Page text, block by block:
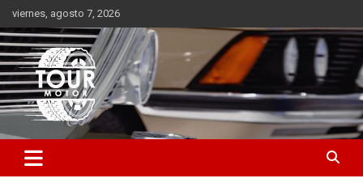
Saltar
al
contenido
viernes, agosto 7, 2026
Tour Motor
Plataforma de contenido audiovisual para el sector automotriz